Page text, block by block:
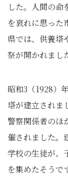
した。人間の
を哀れに思った
県では、供養塔
祭が開かれまし
昭和3（1928）
塔が建立されま
警察関係者のほ
催されました。
学校の生徒が、
を集めたそうで